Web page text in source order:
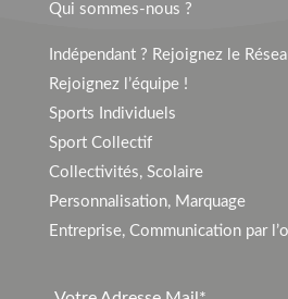
Qui sommes-nous ?
Indépendant ? Rejoignez le
Rejoignez l’équipe !
Sports Individuels
Sport Collectif
Collectivités, Scolaire
Personnalisation, Marquage
Entreprise, Communication par